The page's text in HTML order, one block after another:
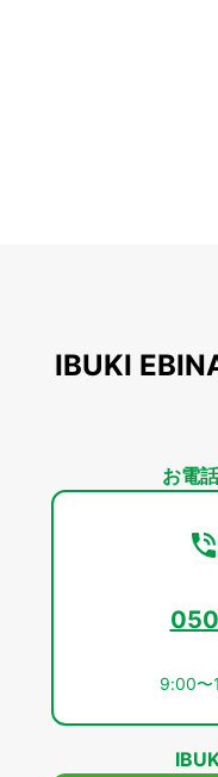
IBUKI
お電
9:00〜